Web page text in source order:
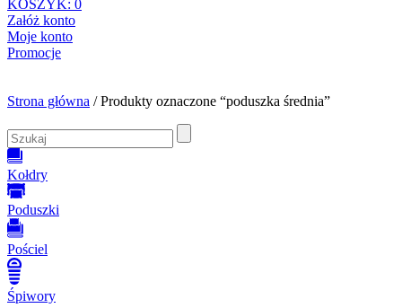
KOSZYK: 0
Załóż konto
Moje konto
Promocje
Strona główna / Produkty oznaczone “poduszka średnia”
Kołdry
Poduszki
Pościel
Śpiwory